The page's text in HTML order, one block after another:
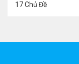
17 Chủ Đề